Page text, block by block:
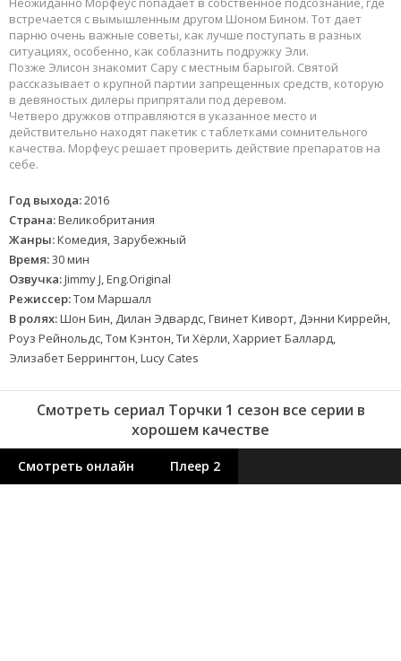
встречается с вымышленным другом Шоном Бином. Тот дает
парню очень важные советы, как лучше поступать в разных
ситуациях, особенно, как соблазнить подружку Эли.
Позже Элисон знакомит Сару с местным барыгой. Святой
рассказывает о крупной партии запрещенных средств, которую
в девяностых дилеры припрятали под деревом.
Четверо дружков отправляются в указанное место и
действительно находят пакетик с таблетками сомнительного
качества. Морфеус решает проверить действие препаратов на
себе.
Год выхода:2016
Страна:Великобритания
Жанры:Комедия, Зарубежный
Время:30 мин
Озвучка:Jimmy J, Eng.Original
Режиссер:Том Маршалл
В ролях:Шон Бин, Дилан Эдвардс, Гвинет Киворт, Дэнни Киррейн,
Роуз Рейнольдс, Том Кэнтон, Ти Хёрли, Харриет Баллард,
Элизабет Беррингтон, Lucy Cates
Смотреть сериал Торчки 1 сезон все серии в
хорошем качестве
Смотреть онлайн Плеер 2